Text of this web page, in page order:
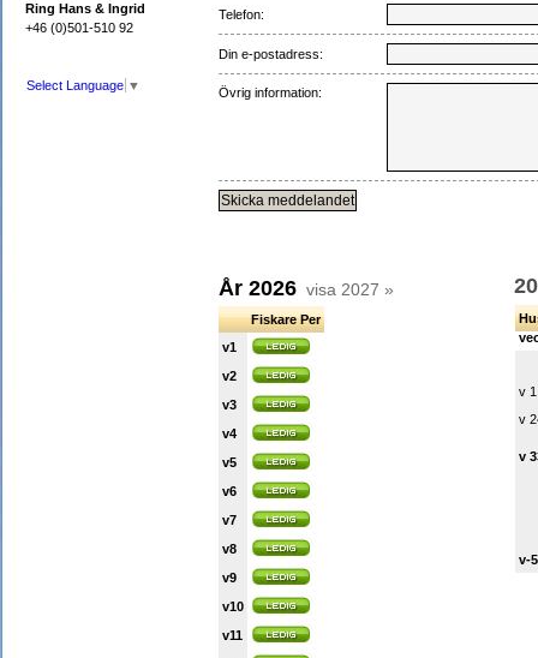
Ring Hans & Ingrid
+46 (0)501-510 92
Select Language ▼
Telefon:
Din e-postadress:
Övrig information:
År 2026 visa 2027 »
Fiskare Per
v1
v2
v3
v4
v5
v6
v7
v8
v9
v10
v11
v
v
v
v-